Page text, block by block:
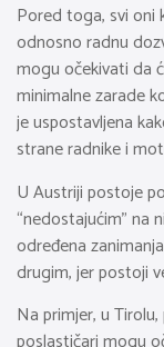
Pored toga, svi oni
odnosno radnu
mogu očekivati da
minimalne zarade
je uspostavljena
strane radnike i
U Austriji postoje
“nedostajućim” na
određena
drugim, jer postoji
Na primjer, u